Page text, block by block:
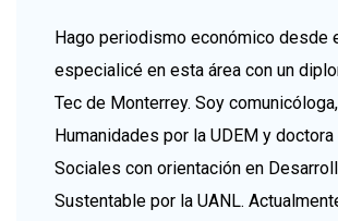
Hago periodismo económico desde
especialicé en esta área con un
Tec de Monterrey. Soy
Humanidades por la UDEM y
Sociales con orientación en
Sustentable por la UANL.